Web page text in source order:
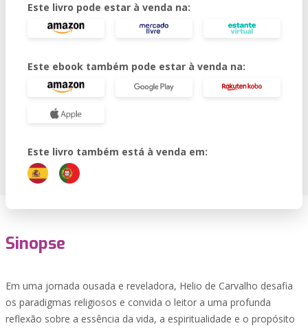
Este livro pode estar à venda na:
Este ebook também pode estar à venda na:
Este livro também está à venda em:
Sinopse
Em uma jornada ousada e reveladora, Helio de Carvalho desafia
os paradigmas religiosos e convida o leitor a uma profunda
reflexão sobre a essência da vida, a espiritualidade e o propósito